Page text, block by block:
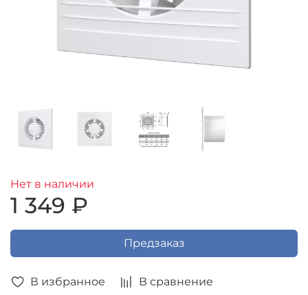
В избранное В сравнение
Нет в наличии
1 349 ₽
Предзаказ